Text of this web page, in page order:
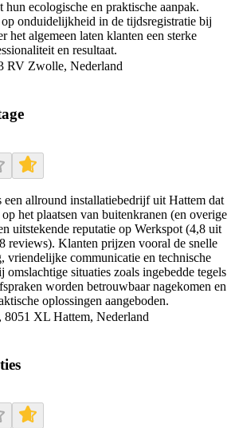
hun ecologische en praktische aanpak.
onduidelijkheid in de tijdsregistratie bij
het algemeen laten klanten een sterke
en resultaat.
RV Zwolle, Nederland
een allround installatiebedrijf uit Hattem dat
het plaatsen van buitenkranen (en overige
uitstekende reputatie op Werkspot (4,8 uit
reviews). Klanten prijzen vooral de snelle
vriendelijke communicatie en technische
situaties zoals ingebedde tegels
worden betrouwbaar nagekomen en
oplossingen aangeboden.
8051 XL Hattem, Nederland